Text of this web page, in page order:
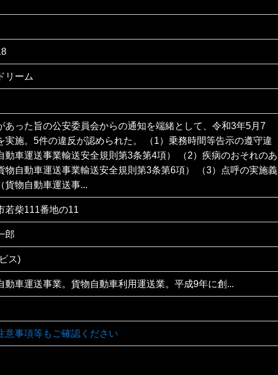
リーム
あった旨の公安委員会からの通知を端緒として、令和3年5月7
実施。5件の違反が認められた。 （1）乗務時間等告示の遵守違
動車運送事業輸送安全規則第3条第4項） （2）疾病のおそれのあ
物自動車運送事業輸送安全規則第3条第6項） （3）点呼の実施義
貨物自動車運送事...
若柴111番地の11
郎
ス)
動車運送事業。貨物自動車利用運送業。平成9年に創...
意事項等もご確認ください